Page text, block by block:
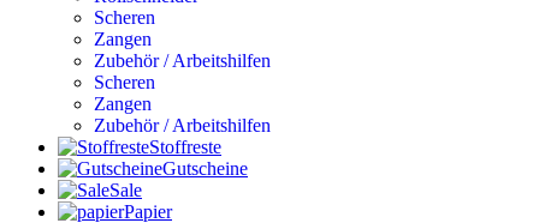
Scheren
Zangen
Zubehör / Arbeitshilfen
Scheren
Zangen
Zubehör / Arbeitshilfen
Stoffreste
Gutscheine
Sale
Papier